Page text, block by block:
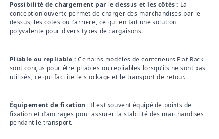
Possibilité de chargement par le dessus et les côtés : La
conception ouverte permet de charger des marchandises par le
dessus, les côtés ou l’arrière, ce qui en fait une solution
polyvalente pour divers types de cargaisons.
Pliable ou repliable : Certains modèles de conteneurs Flat Rack
sont conçus pour être pliables ou repliables lorsqu’ils ne sont pas
utilisés, ce qui facilite le stockage et le transport de retour.
Équipement de fixation : Il est souvent équipé de points de
fixation et d’ancrages pour assurer la stabilité des marchandises
pendant le transport.